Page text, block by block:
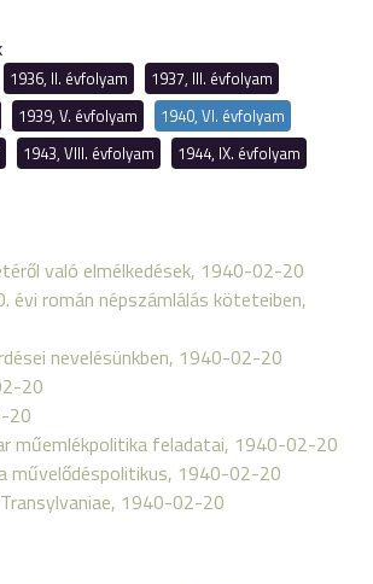
1936, II. évfolyam
1937, III. évfolyam
1939, V. évfolyam
1940, VI. évfolyam
1943, VIII. évfolyam 1944, IX. évfolyam
való elmélkedések, 1940-02-20
évi román népszámlálás köteteiben,
nevelésünkben, 1940-02-20
20
20
műemlékpolitika feladatai, 1940-02-20
művelődéspolitikus, 1940-02-20
1940-02-20